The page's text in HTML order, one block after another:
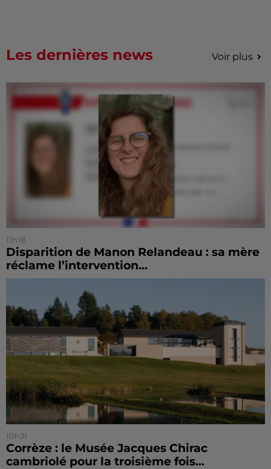
Les dernières news Voir plus
11h18
Disparition de Manon Relandeau : sa mère
réclame l’intervention...
10h31
Corrèze : le Musée Jacques Chirac
cambriolé pour la troisième fois...